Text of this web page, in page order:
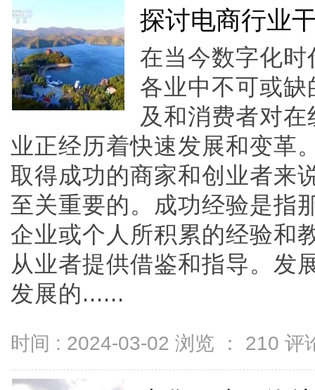
探讨电商行业
在当今数字化
各业中不可或
及和消费者对
业正经历着快速发展和变革
取得成功的商家和创业者来
至关重要的。成功经验是指
企业或个人所积累的经验和
从业者提供借鉴和指导。发
发展的......
时间 : 2024-03-02 浏览 ： 210 评